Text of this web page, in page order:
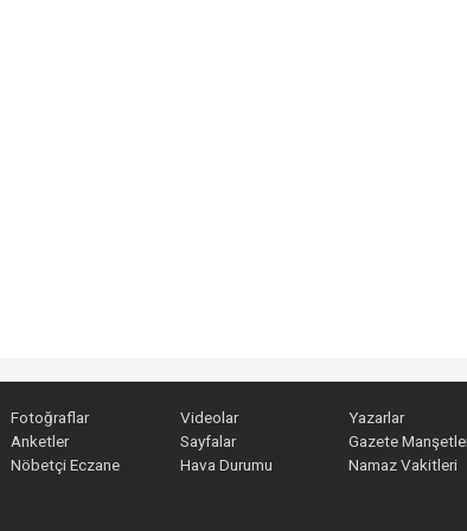
Fotoğraflar Videolar
Yazarlar
Anketler
Sayfalar
Gazete
Nöbetçi Eczane
Hava Durumu Namaz Vakitleri